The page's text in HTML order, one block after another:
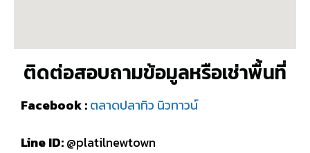
ติดต่อสอบถามข้อมูลหรือเช่าพื้นที่
Facebook :ตลาดปลาทิว นิวทาวน์
Line ID:@platilnewtown